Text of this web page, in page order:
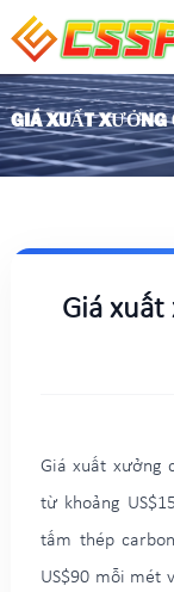
GIÁ XUẤT
Giá
Giá xuất xưởng
từ khoảng
tấm thép
US$90 mỗi mét